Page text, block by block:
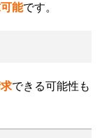
能です。
できる可能性も